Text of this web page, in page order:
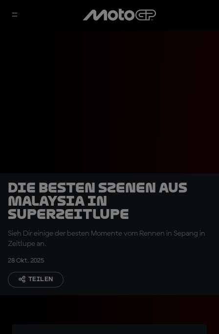
Die besten Szenen aus
Malaysia in
Superzeitlupe
Sieh Dir einige der besten Momente vom Rennen in Sepang in
Zeitlupe an.
28 Okt. 2025
TEILEN